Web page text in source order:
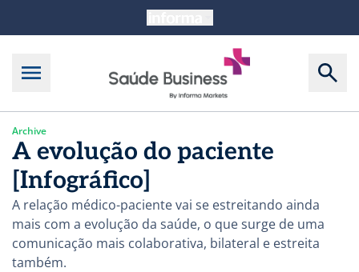
Archive
A evolução do paciente
[Infográfico]
A relação médico-paciente vai se estreitando ainda
mais com a evolução da saúde, o que surge de uma
comunicação mais colaborativa, bilateral e estreita
também.